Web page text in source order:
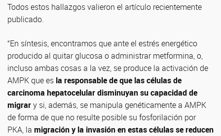
Todos estos hallazgos valieron el artículo recientemente
publicado.
“En síntesis, encontramos que ante el estrés energético
producido al quitar glucosa o administrar metformina, o,
incluso ambas cosas a la vez, se produce la activación de
AMPK que es la responsable de que las células de
carcinoma hepatocelular disminuyan su capacidad de
migrary si, además, se manipula genéticamente a AMPK
de forma de que no resulte posible su fosforilación por
PKA, la migración y la invasión en estas células se reducen